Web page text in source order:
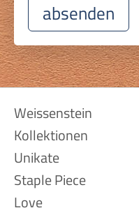
absenden
Navigation
überspringen
Weissenstein
Kollektionen
Unikate
Staple Piece
Love